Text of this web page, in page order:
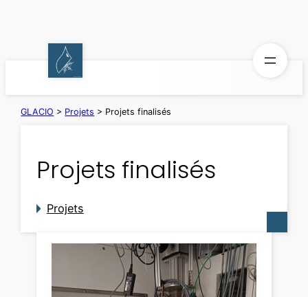
GLACIO > Projets > Projets finalisés
Projets finalisés
Projets